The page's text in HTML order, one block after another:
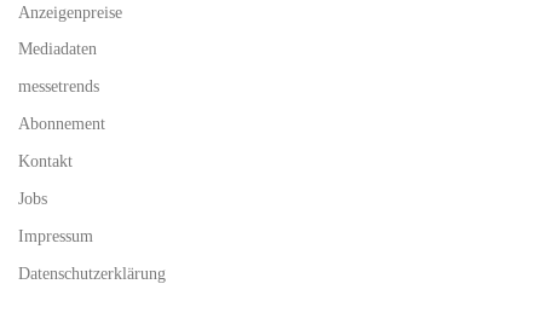
Anzeigenpreise
Mediadaten
messetrends
Abonnement
Kontakt
Jobs
Impressum
Datenschutzerklärung